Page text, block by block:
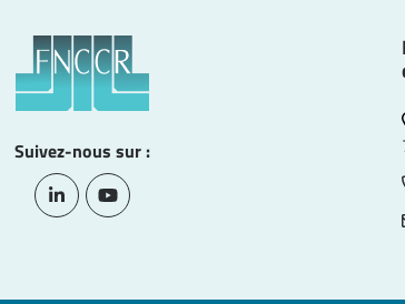
Suivez-nous sur :
Lien vers le compte Linkedin
Lien vers la chaîne Youtube